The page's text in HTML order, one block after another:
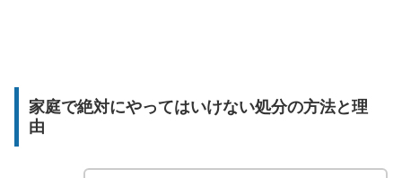
家庭で絶対にやってはいけない処分の方法と理
由